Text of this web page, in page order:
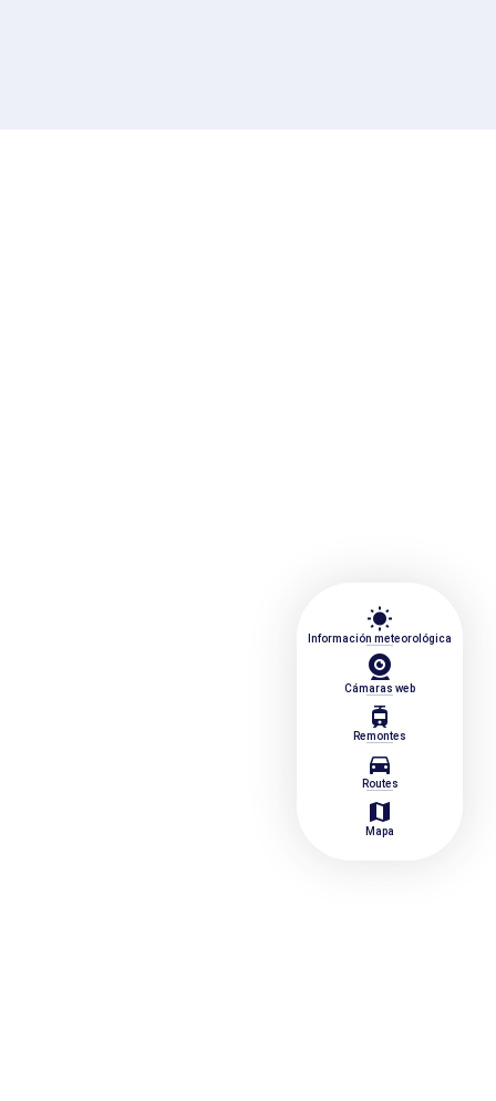
wb_sunny
Información meteorológica
Cámaras web
tram
Remontes
directions_car
Routes
map
Mapa